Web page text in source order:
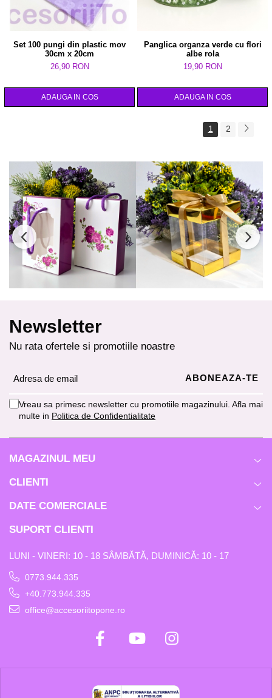
Set 100 pungi din plastic mov
30cm x 20cm
26,90 RON
ADAUGA IN COS
Panglica organza verde cu flori
albe rola
19,90 RON
ADAUGA IN COS
1 2
Newsletter
Nu rata ofertele si promotiile noastre
Vreau sa primesc newsletter cu promotiile magazinului. Afla mai
multe in Politica de Confidentialitate
MAGAZINUL MEU
CLIENTI
DATE COMERCIALE
SUPORT CLIENTI
LUNI - VINERI: 10 - 18 SÂMBĂTĂ, DUMINICĂ: 10 - 17
0773.944.335
+40.773.944.335
office@accesoriitopone.ro